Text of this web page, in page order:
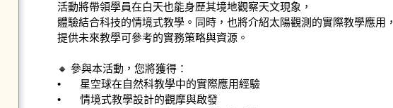
活動將帶領學員在白天也能身歷其境地觀察天文現象，
體驗結合科技的情境式教學。同時，也將介紹太陽觀測的實際教學應用，
提供未來教學可參考的實務策略與資源。
🔸 參與本活動，您將獲得：
•	星空球在自然科教學中的實際應用經驗
•	情境式教學設計的觀摩與啟發